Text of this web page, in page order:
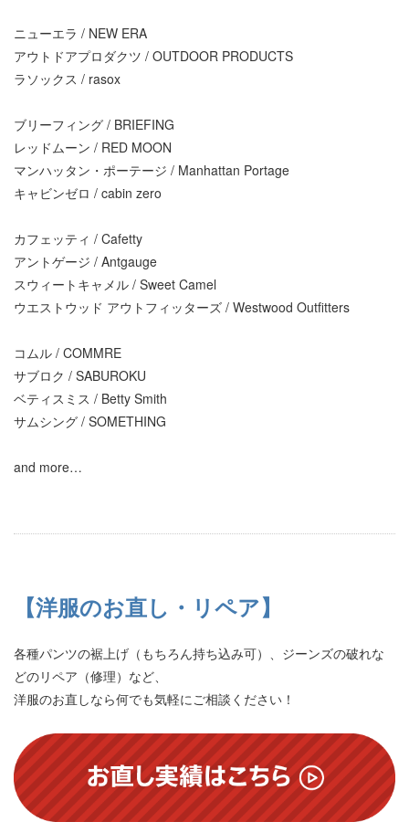
ニューエラ / NEW ERA
アウトドアプロダクツ / OUTDOOR PRODUCTS
ラソックス / rasox
ブリーフィング / BRIEFING
レッドムーン / RED MOON
マンハッタン・ポーテージ / Manhattan Portage
キャビンゼロ / cabin zero
カフェッティ / Cafetty
アントゲージ / Antgauge
スウィートキャメル / Sweet Camel
ウエストウッド アウトフィッターズ / Westwood Outfitters
コムル / COMMRE
サブロク / SABUROKU
ベティスミス / Betty Smith
サムシング / SOMETHING
and more…
【洋服のお直し・リペア】
各種パンツの裾上げ（もちろん持ち込み可）、ジーンズの破れな
どのリペア（修理）など、
洋服のお直しなら何でも気軽にご相談ください！